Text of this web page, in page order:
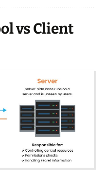
vs Client